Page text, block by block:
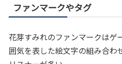
ファンマークやタグ
花芽すみれのファンマークはゲ
囲気を表した絵文字の組み合わ